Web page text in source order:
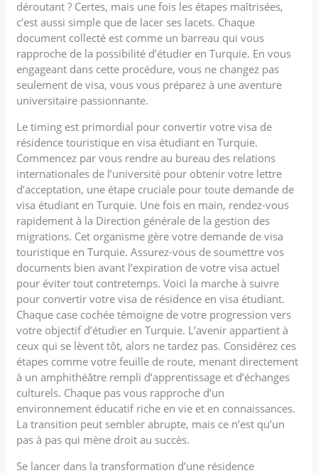
déroutant ? Certes, mais une fois les étapes maîtrisées,
c’est aussi simple que de lacer ses lacets. Chaque
document collecté est comme un barreau qui vous
rapproche de la possibilité d’étudier en Turquie. En vous
engageant dans cette procédure, vous ne changez pas
seulement de visa, vous vous préparez à une aventure
universitaire passionnante.
Le timing est primordial pour convertir votre visa de
résidence touristique en visa étudiant en Turquie.
Commencez par vous rendre au bureau des relations
internationales de l’université pour obtenir votre lettre
d’acceptation, une étape cruciale pour toute demande de
visa étudiant en Turquie. Une fois en main, rendez-vous
rapidement à la Direction générale de la gestion des
migrations. Cet organisme gère votre demande de visa
touristique en Turquie. Assurez-vous de soumettre vos
documents bien avant l’expiration de votre visa actuel
pour éviter tout contretemps. Voici la marche à suivre
pour convertir votre visa de résidence en visa étudiant.
Chaque case cochée témoigne de votre progression vers
votre objectif d’étudier en Turquie. L’avenir appartient à
ceux qui se lèvent tôt, alors ne tardez pas. Considérez ces
étapes comme votre feuille de route, menant directement
à un amphithéâtre rempli d’apprentissage et d’échanges
culturels. Chaque pas vous rapproche d’un
environnement éducatif riche en vie et en connaissances.
La transition peut sembler abrupte, mais ce n’est qu’un
pas à pas qui mène droit au succès.
Se lancer dans la transformation d’une résidence